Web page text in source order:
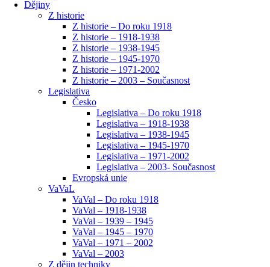
Dějiny
Z historie
Z historie – Do roku 1918
Z historie – 1918-1938
Z historie – 1938-1945
Z historie – 1945-1970
Z historie – 1971-2002
Z historie – 2003 – Současnost
Legislativa
Česko
Legislativa – Do roku 1918
Legislativa – 1918-1938
Legislativa – 1938-1945
Legislativa – 1945-1970
Legislativa – 1971-2002
Legislativa – 2003- Současnost
Evropská unie
VaVaL
VaVal – Do roku 1918
VaVal – 1918-1938
VaVal – 1939 – 1945
VaVal – 1945 – 1970
VaVal – 1971 – 2002
VaVal – 2003
Z dějin techniky